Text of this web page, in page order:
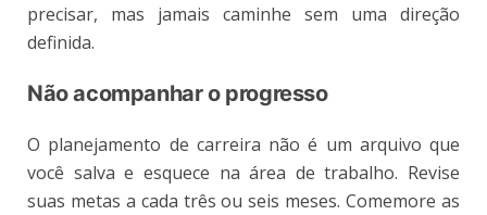
precisar, mas jamais caminhe sem uma direção
definida.
Não acompanhar o progresso
O planejamento de carreira não é um arquivo que
você salva e esquece na área de trabalho. Revise
suas metas a cada três ou seis meses. Comemore as